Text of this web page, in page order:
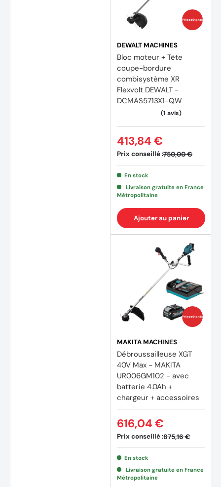
Prix coûtants
DEWALT MACHINES
Bloc moteur + Tête
coupe-bordure
combisystème XR
Flexvolt DEWALT -
DCMAS5713X1-QW
Prix conseillé :750,00 €
413,84 €
En stock
Livraison gratuite en France
Métropolitaine
Ajouter au panier
Prix coûtants
MAKITA MACHINES
Débroussailleuse XGT
40V Max - MAKITA
UR006GM102 - avec
batterie 4.0Ah +
chargeur + accessoires
Prix conseillé :875,16 €
616,04 €
En stock
Livraison gratuite en France
Métropolitaine